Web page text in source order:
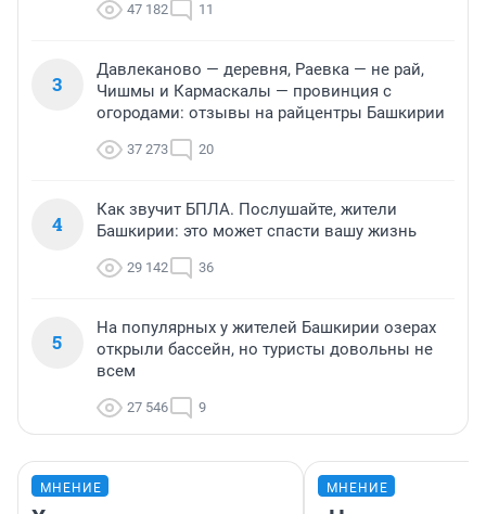
47 182 11
3
Давлеканово — деревня, Раевка — не рай,
Чишмы и Кармаскалы — провинция с
огородами: отзывы на райцентры Башкирии
37 273 20
4
Как звучит БПЛА. Послушайте, жители
Башкирии: это может спасти вашу жизнь
29 142 36
5
На популярных у жителей Башкирии озерах
открыли бассейн, но туристы довольны не
всем
27 546 9
МНЕНИЕ МНЕНИЕ